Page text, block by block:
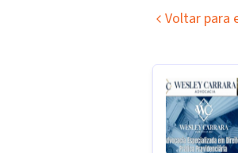
Voltar para